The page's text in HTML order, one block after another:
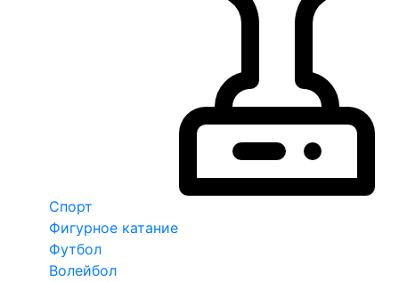
Спорт
Фигурное катание
Футбол
Волейбол